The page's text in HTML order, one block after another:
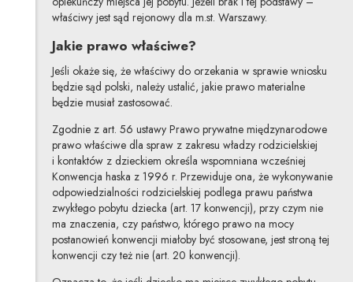
właściwy jest sąd rejonowy dla m.st. Warszawy.
Jakie prawo właściwe?
Jeśli okaże się, że właściwy do orzekania w sprawie wniosku
będzie sąd polski, należy ustalić, jakie prawo materialne
będzie musiał zastosować.
Zgodnie z art. 56 ustawy Prawo prywatne międzynarodowe
prawo właściwe dla spraw z zakresu władzy rodzicielskiej
i kontaktów z dzieckiem określa wspomniana wcześniej
Konwencja haska z 1996 r. Przewiduje ona, że wykonywanie
odpowiedzialności rodzicielskiej podlega prawu państwa
zwykłego pobytu dziecka (art. 17 konwencji), przy czym nie
ma znaczenia, czy państwo, którego prawo na mocy
postanowień konwencji miałoby być stosowane, jest stroną tej
konwencji czy też nie (art. 20 konwencji).